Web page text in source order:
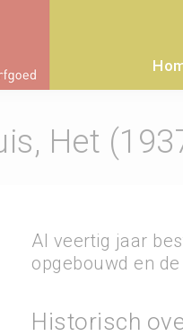
Het
Al veertig jaar
opgebouwd en
Historisch